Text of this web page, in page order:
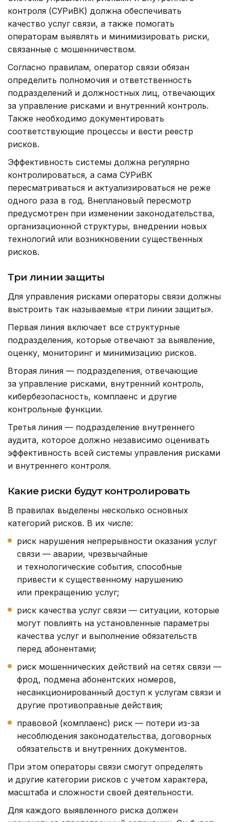
контроля (СУРиВК) должна обеспечивать
качество услуг связи, а также помогать
операторам выявлять и минимизировать риски,
связанные с мошенничеством.
Согласно правилам, оператор связи обязан
определить полномочия и ответственность
подразделений и должностных лиц, отвечающих
за управление рисками и внутренний контроль.
Также необходимо документировать
соответствующие процессы и вести реестр
рисков.
Эффективность системы должна регулярно
контролироваться, а сама СУРиВК
пересматриваться и актуализироваться не реже
одного раза в год. Внеплановый пересмотр
предусмотрен при изменении законодательства,
организационной структуры, внедрении новых
технологий или возникновении существенных
рисков.
Три линии защиты
Для управления рисками операторы связи должны
выстроить так называемые «три линии защиты».
Первая линия включает все структурные
подразделения, которые отвечают за выявление,
оценку, мониторинг и минимизацию рисков.
Вторая линия — подразделения, отвечающие
за управление рисками, внутренний контроль,
кибербезопасность, комплаенс и другие
контрольные функции.
Третья линия — подразделение внутреннего
аудита, которое должно независимо оценивать
эффективность всей системы управления рисками
и внутреннего контроля.
Какие риски будут контролировать
В правилах выделены несколько основных
категорий рисков. В их числе:
риск нарушения непрерывности оказания услуг
связи — аварии, чрезвычайные
и технологические события, способные
привести к существенному нарушению
или прекращению услуг;
риск качества услуг связи — ситуации, которые
могут повлиять на установленные параметры
качества услуг и выполнение обязательств
перед абонентами;
риск мошеннических действий на сетях связи —
фрод, подмена абонентских номеров,
несанкционированный доступ к услугам связи и
другие противоправные действия;
правовой (комплаенс) риск — потери из-за
несоблюдения законодательства, договорных
обязательств и внутренних документов.
При этом операторы связи смогут определять
и другие категории рисков с учетом характера,
масштаба и сложности своей деятельности.
Для каждого выявленного риска должен